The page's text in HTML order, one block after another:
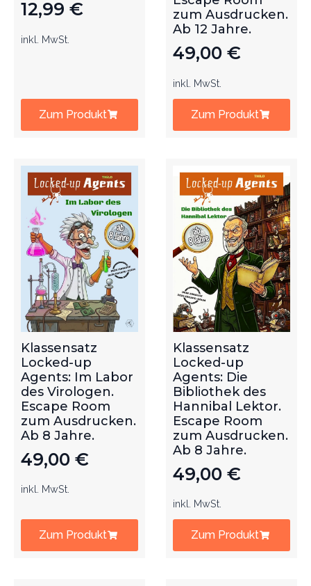
12,99 €
inkl. MwSt.
Zum Produkt
zum Ausdrucken.
Ab 12 Jahre.
49,00 €
inkl. MwSt.
Zum Produkt
Klassensatz
Locked-up
Agents: Im Labor
des Virologen.
Escape Room
zum Ausdrucken.
Ab 8 Jahre.
49,00 €
inkl. MwSt.
Zum Produkt
Klassensatz
Locked-up
Agents: Die
Bibliothek des
Hannibal Lektor.
Escape Room
zum Ausdrucken.
Ab 8 Jahre.
49,00 €
inkl. MwSt.
Zum Produkt